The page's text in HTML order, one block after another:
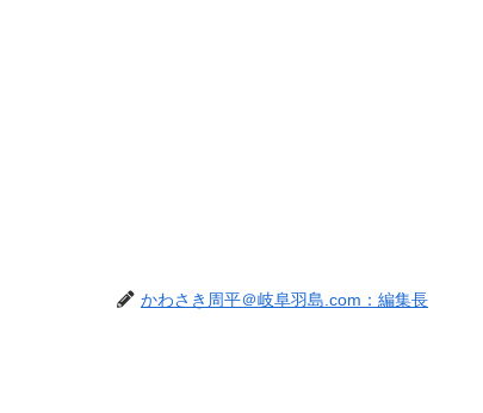
かわさき周平＠岐阜羽島.com：編集長